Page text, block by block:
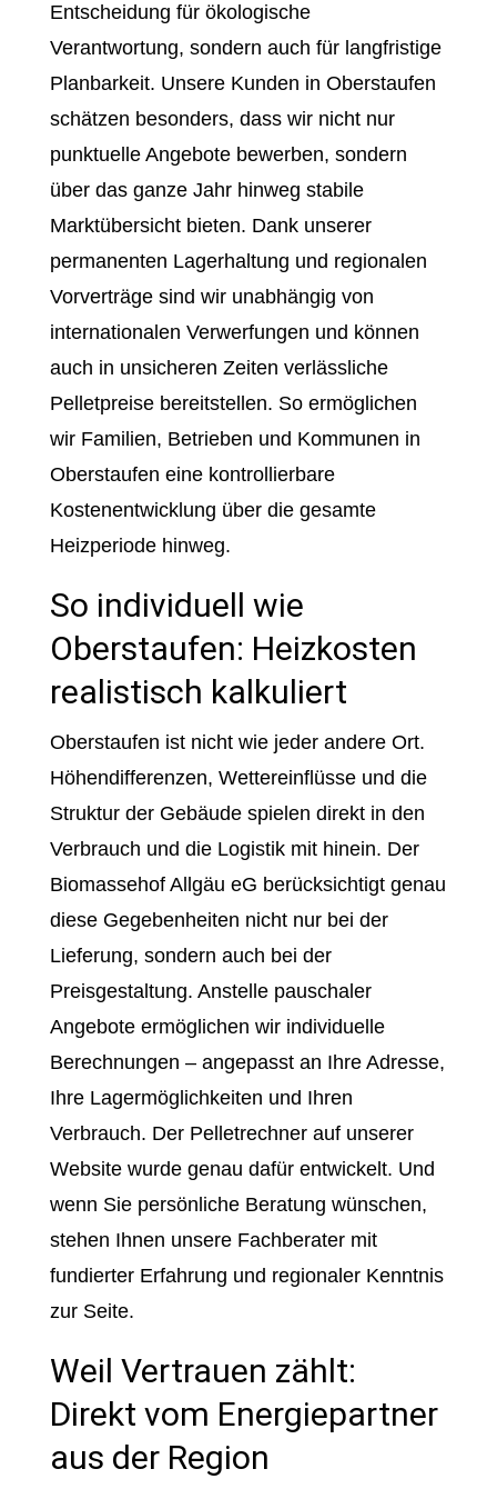
Entscheidung für ökologische
Verantwortung, sondern auch für langfristige
Planbarkeit. Unsere Kunden in Oberstaufen
schätzen besonders, dass wir nicht nur
punktuelle Angebote bewerben, sondern
über das ganze Jahr hinweg stabile
Marktübersicht bieten. Dank unserer
permanenten Lagerhaltung und regionalen
Vorverträge sind wir unabhängig von
internationalen Verwerfungen und können
auch in unsicheren Zeiten verlässliche
Pelletpreise bereitstellen. So ermöglichen
wir Familien, Betrieben und Kommunen in
Oberstaufen eine kontrollierbare
Kostenentwicklung über die gesamte
Heizperiode hinweg.
So individuell wie
Oberstaufen: Heizkosten
realistisch kalkuliert
Oberstaufen ist nicht wie jeder andere Ort.
Höhendifferenzen, Wettereinflüsse und die
Struktur der Gebäude spielen direkt in den
Verbrauch und die Logistik mit hinein. Der
Biomassehof Allgäu eG berücksichtigt genau
diese Gegebenheiten nicht nur bei der
Lieferung, sondern auch bei der
Preisgestaltung. Anstelle pauschaler
Angebote ermöglichen wir individuelle
Berechnungen – angepasst an Ihre Adresse,
Ihre Lagermöglichkeiten und Ihren
Verbrauch. Der Pelletrechner auf unserer
Website wurde genau dafür entwickelt. Und
wenn Sie persönliche Beratung wünschen,
stehen Ihnen unsere Fachberater mit
fundierter Erfahrung und regionaler Kenntnis
zur Seite.
Weil Vertrauen zählt:
Direkt vom Energiepartner
aus der Region